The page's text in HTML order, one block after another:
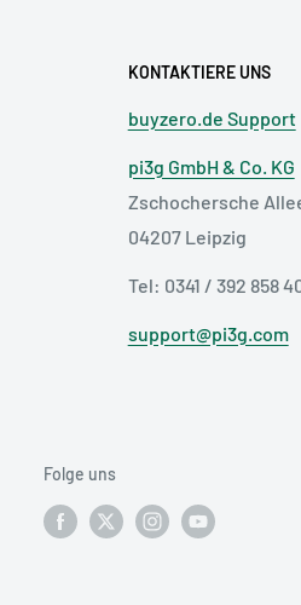
KONTAKTIERE UNS
buyzero.de Support
pi3g GmbH & Co. KG
Zschochersche
04207 Leipzig
Tel: 0341 / 392 858
support@pi3g.com
Folge uns